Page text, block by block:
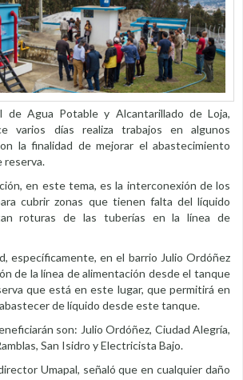
de Agua Potable y Alcantarillado de Loja,
varios días realiza trabajos en algunos
la finalidad de mejorar el abastecimiento
reserva.
en este tema, es la interconexión de los
cubrir zonas que tienen falta del líquido
roturas de las tuberías en la línea de
específicamente, en el barrio Julio Ordóñez
de la línea de alimentación desde el tanque
que está en este lugar, que permitirá en
de líquido desde este tanque.
son: Julio Ordóñez, Ciudad Alegría,
San Isidro y Electricista Bajo.
Umapal, señaló que en cualquier daño